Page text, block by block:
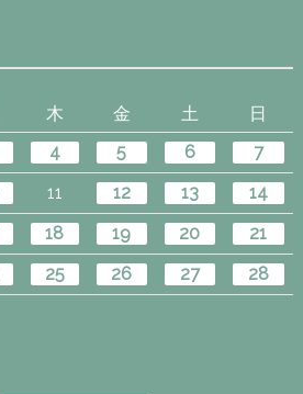
木 金 土
日
4 5 6
7
11 12 13
14
18 19 20
21
25 26 27
28